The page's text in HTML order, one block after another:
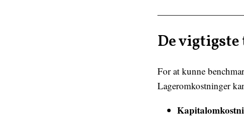
De
For at kunne
Lageromkostninger